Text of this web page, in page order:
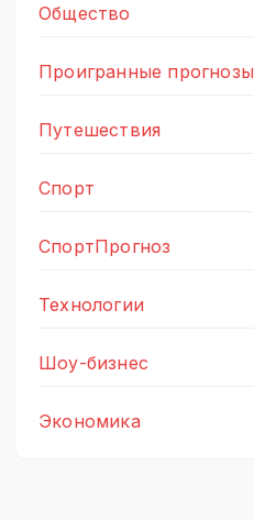
Общество
Проигранные прогнозы
Путешествия
Спорт
СпортПрогноз
Технологии
Шоу-бизнес
Экономика